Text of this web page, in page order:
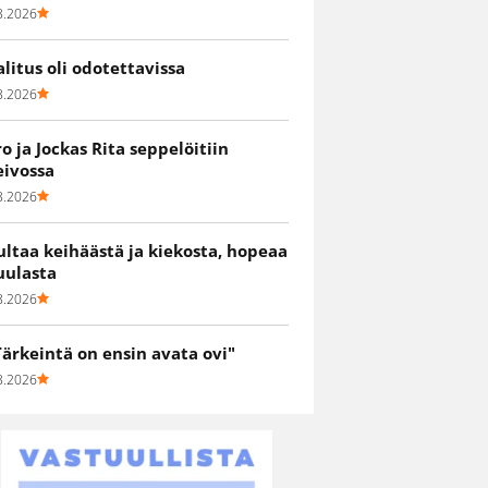
oli odotettavissa
ja Jockas Rita seppelöitiin
keihäästä ja kiekosta, hopeaa
on ensin avata ovi"